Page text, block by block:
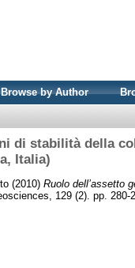
Browse by Author
di stabilità della
Italia)
(2010) Ruolo dell’assetto
129 (2). pp. 280-